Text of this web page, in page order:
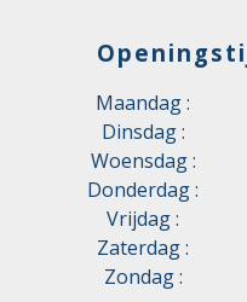
Maandag :
Dinsdag :
Woensdag :
Donderdag :
Vrijdag :
Zaterdag :
Zondag :